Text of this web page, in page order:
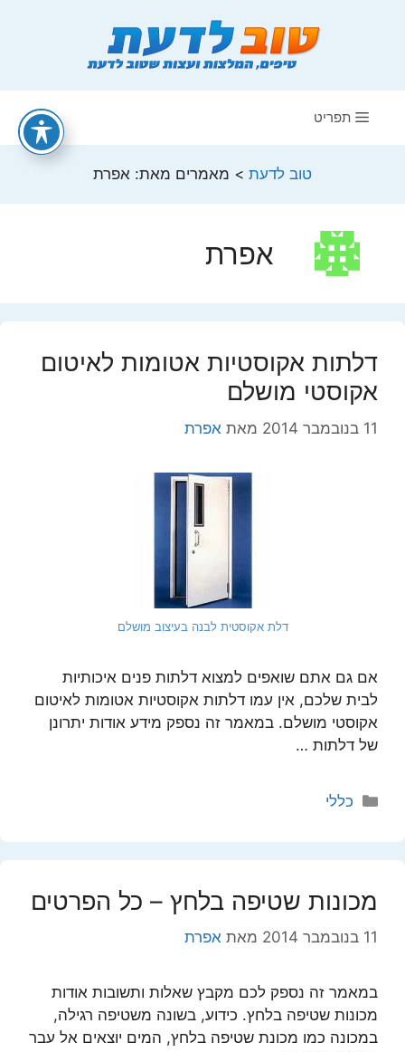
תפריט
טוב לדעת > מאמרים מאת: אפרת
אפרת
דלתות אקוסטיות אטומות לאיטום
אקוסטי מושלם
11 בנובמבר 2014 מאת אפרת
דלת אקוסטית לבנה בעיצוב מושלם
אם גם אתם שואפים למצוא דלתות פנים איכותיות
לבית שלכם, אין עמו דלתות אקוסטיות אטומות לאיטום
אקוסטי מושלם. במאמר זה נספק מידע אודות יתרונן
של דלתות …
קטגוריות
כללי
מכונות שטיפה בלחץ – כל הפרטים
11 בנובמבר 2014 מאת אפרת
במאמר זה נספק לכם מקבץ שאלות ותשובות אודות
מכונות שטיפה בלחץ. כידוע, בשונה משטיפה רגילה,
במכונה כמו מכונת שטיפה בלחץ, המים יוצאים אל עבר